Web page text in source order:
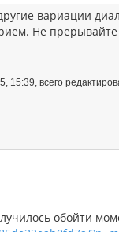
вариации
Не
15:39, всего
обойти